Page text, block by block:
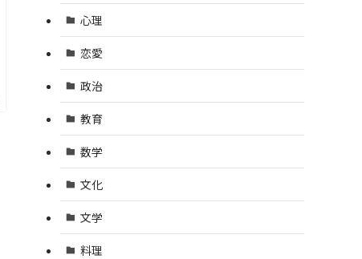
心理
恋愛
政治
教育
数学
文化
文学
料理